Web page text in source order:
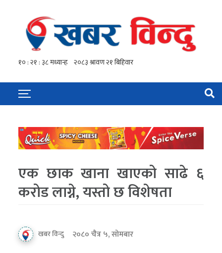
एक छाक खाना खाएको साढे ६
करोड लाग्ने, यस्तो छ विशेषता
खबर विन्दु २०८० चैत्र ५, सोमबार